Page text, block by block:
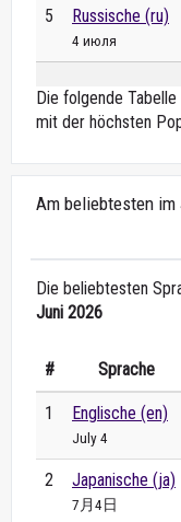
5 Russische (ru)
4 июля
Die folgende
mit der höchsten
Am beliebtesten im
Die beliebtesten
Juni 2026
# Sprache
1 Englische (en)
July 4
2 Japanische (ja)
7月4日